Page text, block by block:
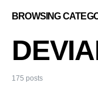
BROWSING
175 posts